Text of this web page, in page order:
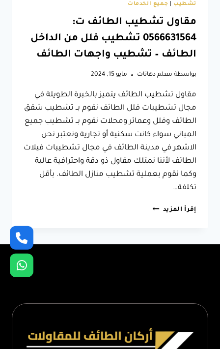
تشطيب جميع الخدمات
مقاول تشطيب الطائف ت:
0566631564 تشطيب فلل من الداخل
الطائف – تشطيب واجهات الطائف
بواسطة معلم دهانات مايو 15, 2024
مقاول تشطيب الطائف يتميز بالخبرة الطويلة في
مجال تشطيبات فلل الطائف نقوم بــ تشطيب شقق
الطائف وفلل وعمائر ومحلات نقوم بــ تشطيب جميع
المباني سواء كانت سكنية أو تجارية ونعتبر نحن
الاشهر في مدينة الطائف في مجال تشطيبات فيلات
الطائف لأننا نمتلك مقاول ذو دقة واحترافية عالية
وكما نقوم بعملية تشطيب منازل الطائف. بأقل
تكلفة…
إقرأ المزيد مقاول
واجهات
الطائف